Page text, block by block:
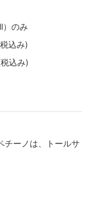
）のみ
込み)
込み)
チーノは、トールサ